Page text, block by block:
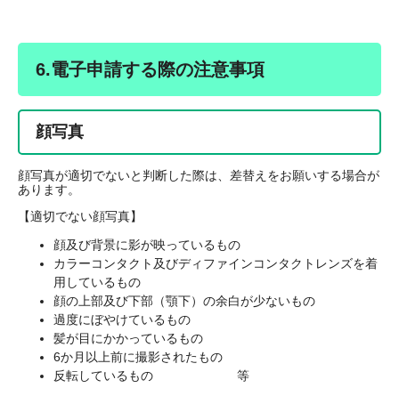
6.電子申請する際の注意事項
顔写真
顔写真が適切でないと判断した際は、差替えをお願いする場合が
あります。
【適切でない顔写真】
顔及び背景に影が映っているもの
カラーコンタクト及びディファインコンタクトレンズを着
用しているもの
顔の上部及び下部（顎下）の余白が少ないもの
過度にぼやけているもの
髪が目にかかっているもの
6か月以上前に撮影されたもの
反転しているもの 等